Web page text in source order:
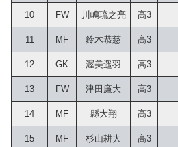
10 FW 川嶋琉之亮 高3
11 MF 鈴木恭慈 高3
12 GK 渥美遥羽 高3
13 FW 津田廉大 高3
14 MF 縣大翔 高3
15 MF 杉山耕大 高3